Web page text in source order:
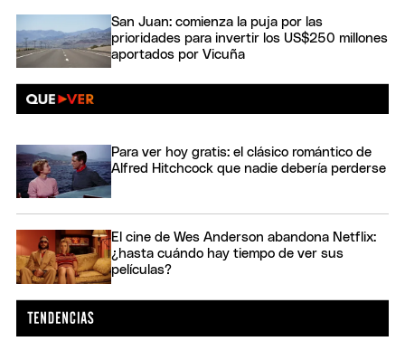
San Juan: comienza la puja por las
prioridades para invertir los US$250 millones
aportados por Vicuña
Para ver hoy gratis: el clásico romántico de
Alfred Hitchcock que nadie debería perderse
El cine de Wes Anderson abandona Netflix:
¿hasta cuándo hay tiempo de ver sus
películas?